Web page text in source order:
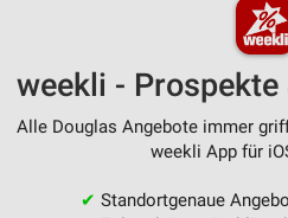
weekli - Prospekte
Alle Douglas Angebote immer
weekli App für
✔ Standortgenaue